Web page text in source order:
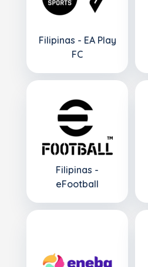
Filipinas - EA Play
FC
Filipinas -
eFootball